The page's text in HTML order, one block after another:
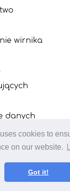
cookies to
on our website.
Got it!
komputerom
ilość
wirnika
danych